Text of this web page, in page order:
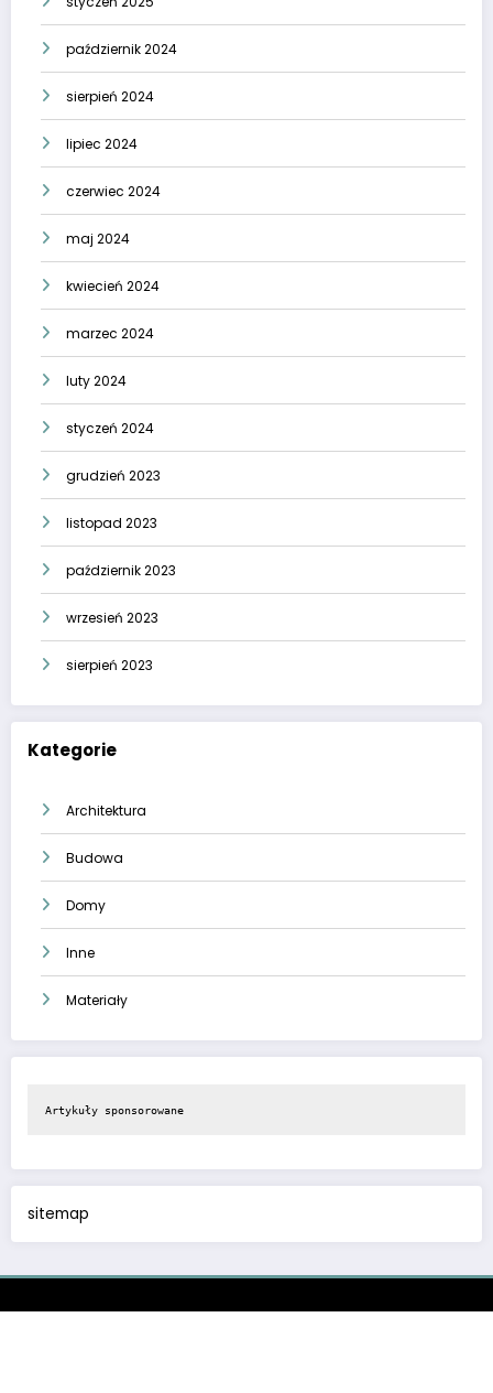
październik 2024
sierpień 2024
lipiec 2024
czerwiec 2024
maj 2024
kwiecień 2024
marzec 2024
luty 2024
styczeń 2024
grudzień 2023
listopad 2023
październik 2023
wrzesień 2023
sierpień 2023
Kategorie
Architektura
Budowa
Domy
Inne
Materiały
Artykuły sponsorowane
sitemap